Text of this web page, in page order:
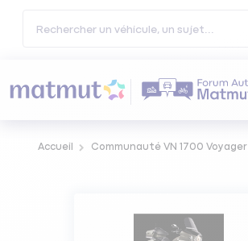
Accueil Communauté VN 1700 Voyager